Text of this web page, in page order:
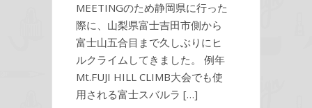
MEETINGのため静岡県に行った
際に、山梨県富士吉田市側から
富士山五合目まで久しぶりにヒ
ルクライムしてきました。 例年
Mt.FUJI HILL CLIMB大会でも使
用される富士スバルラ […]